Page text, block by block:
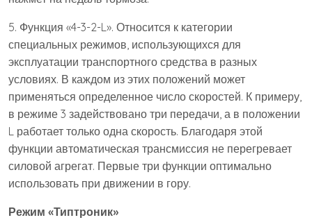
5. Функция «4-3-2-L». Относится к категории
специальных режимов, использующихся для
эксплуатации транспортного средства в разных
условиях. В каждом из этих положений может
применяться определенное число скоростей. К примеру,
в режиме 3 задействовано три передачи, а в положении
L работает только одна скорость. Благодаря этой
функции автоматическая трансмиссия не перегревает
силовой агрегат. Первые три функции оптимально
использовать при движении в гору.
Режим «Типтроник»